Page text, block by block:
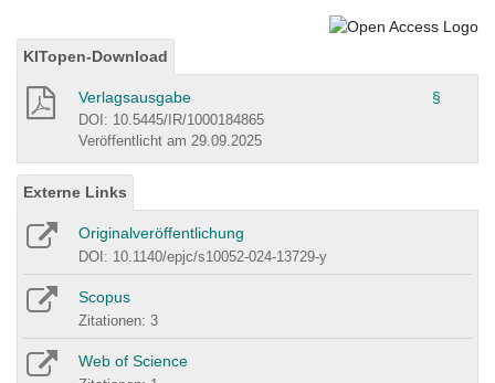
KITopen-Download
Verlagsausgabe §
DOI: 10.5445/IR/1000184865
Veröffentlicht am 29.09.2025
Externe Links
Originalveröffentlichung
DOI: 10.1140/epjc/s10052-024-13729-y
Scopus
Zitationen: 3
Web of Science